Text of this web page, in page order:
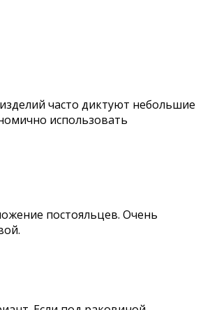
часто диктуют небольшие
использовать
постояльцев. Очень